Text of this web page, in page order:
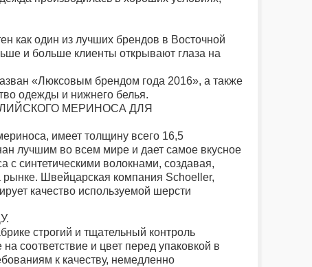
как один из лучших брендов в Восточной
и больше клиенты открывают глаза на
«Люксовым брендом года 2016», а также
одежды и нижнего белья.
МЕРИНОСА ДЛЯ
имеет толщину всего 16,5
лучшим во всем мире и дает самое вкусное
с синтетическими волокнами, создавая,
Швейцарская компания Schoeller,
качество используемой шерсти
строгий и тщательный контроль
соответствие и цвет перед упаковкой в
к качеству, немедленно